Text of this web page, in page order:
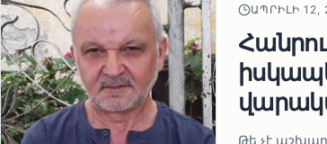
ԱՊՐԻԼԻ 12,
Թե չէ